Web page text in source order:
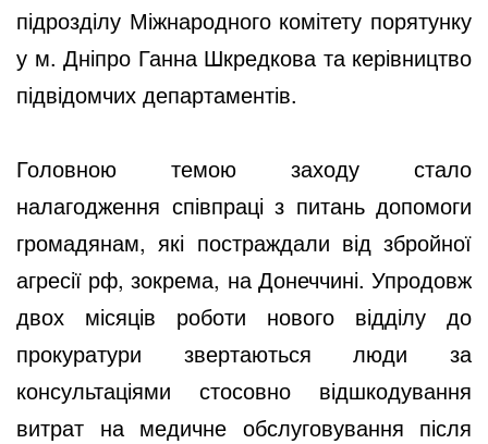
підрозділу Міжнародного комітету порятунку
у м. Дніпро Ганна Шкредкова та керівництво
підвідомчих департаментів.
Головною темою заходу стало
налагодження співпраці з питань допомоги
громадянам, які постраждали від збройної
агресії рф, зокрема, на Донеччині. Упродовж
двох місяців роботи нового відділу до
прокуратури звертаються люди за
консультаціями стосовно відшкодування
витрат на медичне обслуговування після